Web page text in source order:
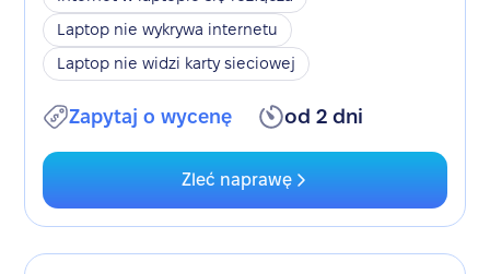
Laptop nie wykrywa internetu
Laptop nie widzi karty sieciowej
Zapytaj o wycenę od 2 dni
Zleć naprawę